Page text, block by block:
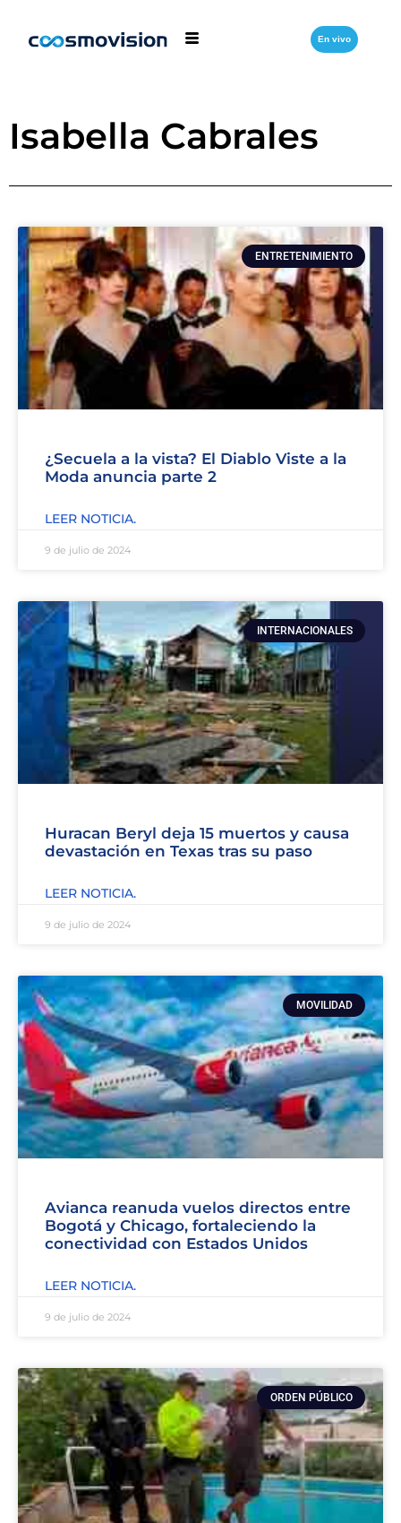
En vivo
Isabella Cabrales
ENTRETENIMIENTO
¿Secuela a la vista? El Diablo Viste a la
Moda anuncia parte 2
LEER NOTICIA.
9 de julio de 2024
INTERNACIONALES
Huracan Beryl deja 15 muertos y causa
devastación en Texas tras su paso
LEER NOTICIA.
9 de julio de 2024
MOVILIDAD
Avianca reanuda vuelos directos entre
Bogotá y Chicago, fortaleciendo la
conectividad con Estados Unidos
LEER NOTICIA.
9 de julio de 2024
ORDEN PÚBLICO